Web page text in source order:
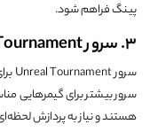
پینگ فراهم شود.
3. سرور Unreal Tournament
سرورUnreal Tournament
سرور بیشتر برای گیمرهایی
هستند و نیاز به پردازش